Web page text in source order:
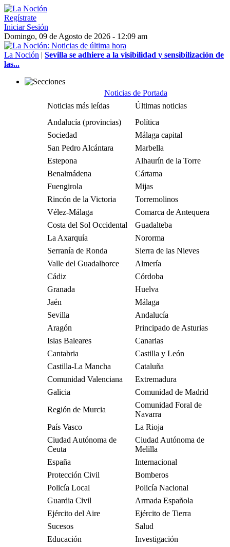
Regístrate
Iniciar Sesión
Domingo, 09 de Agosto de 2026 - 12:09 am
La Noción | Sevilla se adhiere a la visibilidad y sensibilización de
las...
Noticias de Portada
Noticias más leídas
Últimas noticias
Andalucía (provincias)
Política
Sociedad
Málaga capital
San Pedro Alcántara
Marbella
Estepona
Alhaurín de la Torre
Benalmádena
Cártama
Fuengirola
Mijas
Rincón de la Victoria
Torremolinos
Vélez-Málaga
Comarca de Antequera
Costa del Sol Occidental
Guadalteba
La Axarquía
Nororma
Serranía de Ronda
Sierra de las Nieves
Valle del Guadalhorce
Almería
Cádiz
Córdoba
Granada
Huelva
Jaén
Málaga
Sevilla
Andalucía
Aragón
Principado de Asturias
Islas Baleares
Canarias
Cantabria
Castilla y León
Castilla-La Mancha
Cataluña
Comunidad Valenciana
Extremadura
Galicia
Comunidad de Madrid
Región de Murcia
Comunidad Foral de
Navarra
País Vasco
La Rioja
Ciudad Autónoma de
Ceuta
Ciudad Autónoma de
Melilla
España
Internacional
Protección Civil
Bomberos
Policía Local
Policía Nacional
Guardia Civil
Armada Española
Ejército del Aire
Ejército de Tierra
Sucesos
Salud
Educación
Investigación